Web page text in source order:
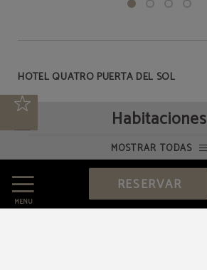
MENÚ
RESERVAR
Habitaciones
MOSTRAR TODAS
HOTEL QUATRO PUERTA DEL SOL
Protección de datos
Política de cookies